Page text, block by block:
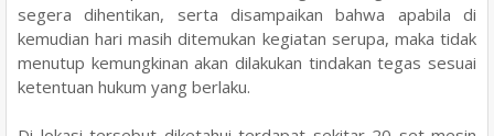
segera dihentikan, serta disampaikan bahwa apabila di
kemudian hari masih ditemukan kegiatan serupa, maka tidak
menutup kemungkinan akan dilakukan tindakan tegas sesuai
ketentuan hukum yang berlaku.